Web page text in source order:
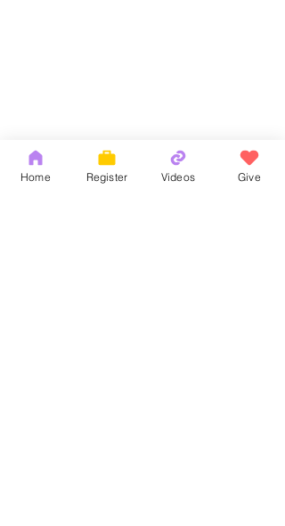
Home Register Videos Give